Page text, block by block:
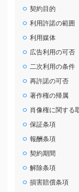
契約目的
利用許諾の範囲
利用媒体
広告利用の可否
二次利用の条件
再許諾の可否
著作権の帰属
肖像権に関する
保証条項
報酬条項
契約期間
解除条項
損害賠償条項